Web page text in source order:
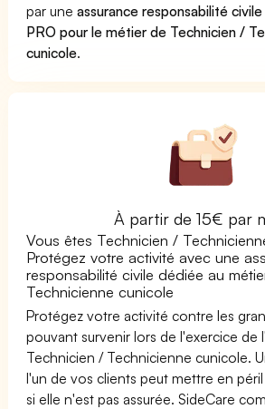
par uneassurance responsabilité civile
PRO pour le métier de Technicien /
cunicole.
À partir de 15€ par
Vous êtes Technicien /
Protégez votre activité avec une
responsabilité civile dédiée au
Technicienne cunicole
Protégez votre activité contre les
pouvant survenir lors de l'exercice de
Technicien / Technicienne cunicole.
l'un de vos clients peut mettre en
si elle n'est pas assurée. SideCare